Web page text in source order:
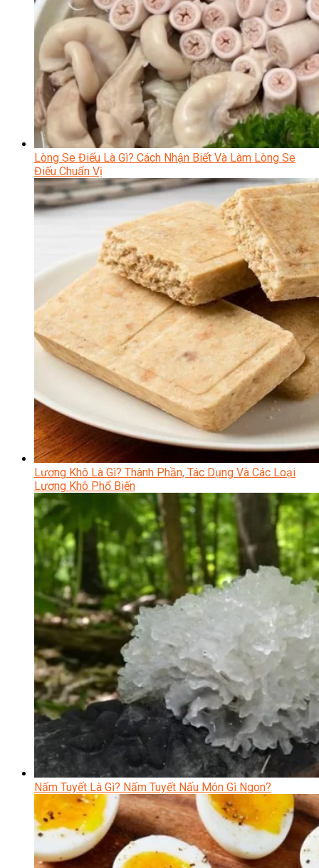
Lòng Se Điếu Là Gì? Cách Nhận Biết Và Làm Lòng Se
Điếu Chuẩn Vị
Lương Khô Là Gì? Thành Phần, Tác Dụng Và Các Loại
Lương Khô Phổ Biến
Nấm Tuyết Là Gì? Nấm Tuyết Nấu Món Gì Ngon?